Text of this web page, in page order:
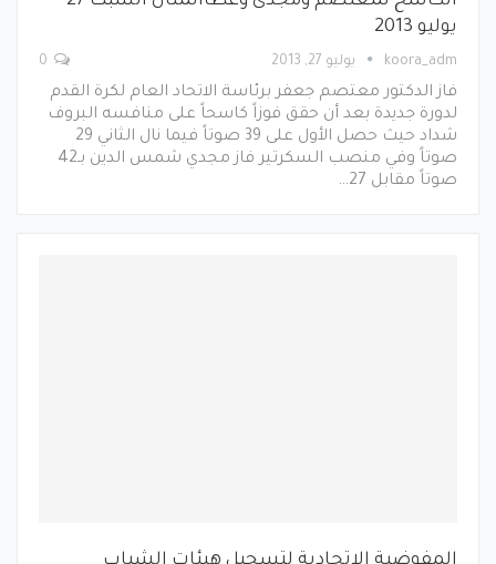
يوليو 2013
koora_adm يوليو 27, 2013
فاز الدكتور معتصم جعفر برئاسة الاتحاد العام لكرة القدم
لدورة جديدة بعد أن حقق فوزاً كاسحاً على منافسه البروف
شداد حيث حصل الأول على 39 صوتاً فيما نال الثاني 29
صوتاً وفي منصب السكرتير فاز مجدي شمس الدين بـ42
صوتاً مقابل 27…